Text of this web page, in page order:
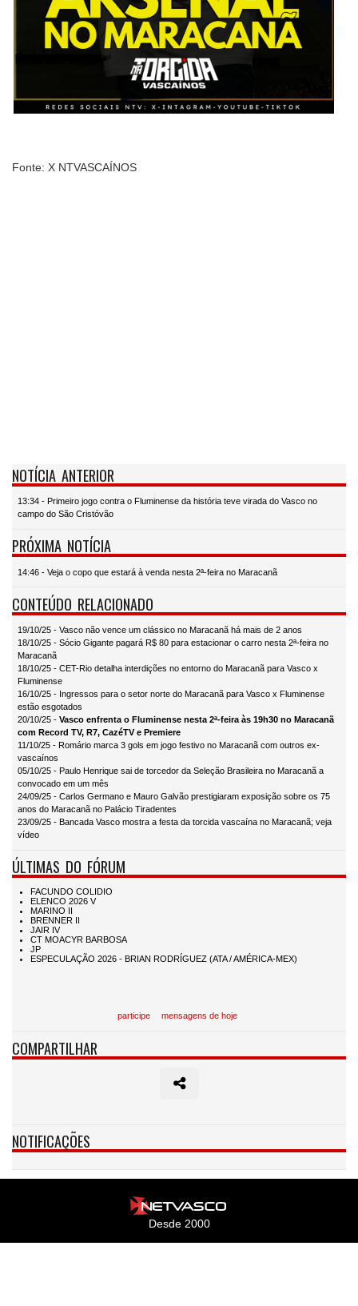
Fonte: X NTVASCAÍNOS
NOTÍCIA ANTERIOR
13:34 - Primeiro jogo contra o Fluminense da história teve virada do Vasco no
campo do São Cristóvão
PRÓXIMA NOTÍCIA
14:46 - Veja o copo que estará à venda nesta 2ª-feira no Maracanã
CONTEÚDO RELACIONADO
19/10/25 - Vasco não vence um clássico no Maracanã há mais de 2 anos
18/10/25 - Sócio Gigante pagará R$ 80 para estacionar o carro nesta 2ª-feira no
Maracanã
18/10/25 - CET-Rio detalha interdições no entorno do Maracanã para Vasco x
Fluminense
16/10/25 - Ingressos para o setor norte do Maracanã para Vasco x Fluminense
estão esgotados
20/10/25 - Vasco enfrenta o Fluminense nesta 2ª-feira às 19h30 no Maracanã
com Record TV, R7, CazéTV e Premiere
11/10/25 - Romário marca 3 gols em jogo festivo no Maracanã com outros ex-
vascaínos
05/10/25 - Paulo Henrique sai de torcedor da Seleção Brasileira no Maracanã a
convocado em um mês
24/09/25 - Carlos Germano e Mauro Galvão prestigiaram exposição sobre os 75
anos do Maracanã no Palácio Tiradentes
23/09/25 - Bancada Vasco mostra a festa da torcida vascaína no Maracanã; veja
vídeo
ÚLTIMAS DO FÓRUM
participe mensagens de hoje
COMPARTILHAR
NOTIFICAÇÕES
Desde 2000